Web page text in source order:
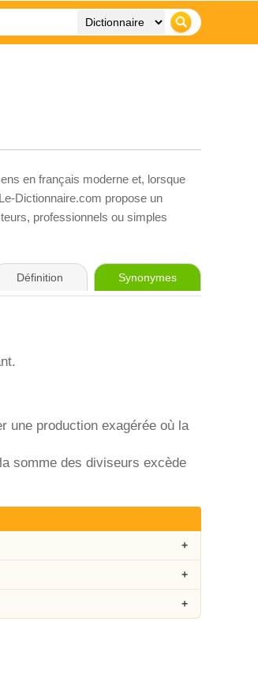
en français moderne et, lorsque
Dictionnaire.com propose un
professionnels ou simples
Définition Synonymes
une production exagérée où la
somme des diviseurs excède